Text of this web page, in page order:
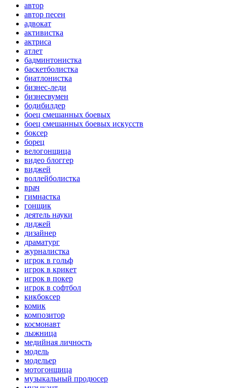
автор
автор песен
адвокат
активистка
актриса
атлет
бадминтонистка
баскетболистка
биатлонистка
бизнес-леди
бизнесвумен
бодибилдер
боец смешанных боевых
боец смешанных боевых искусств
боксер
борец
велогонщица
видео блоггер
виджей
воллейболистка
врач
гимнастка
гонщик
деятель науки
диджей
дизайнер
драматург
журналистка
игрок в гольф
игрок в крикет
игрок в покер
игрок в софтбол
кикбоксер
комик
композитор
космонавт
лыжница
медийная личность
модель
модельер
мотогонщица
музыкальный продюсер